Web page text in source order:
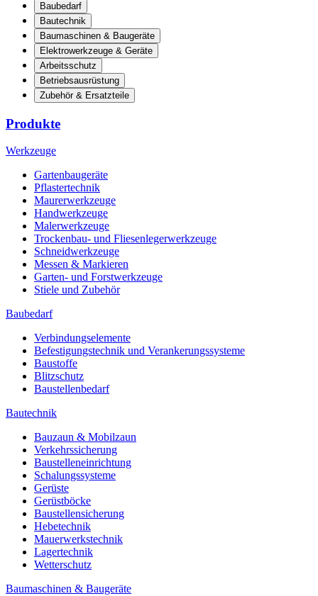
Baubedarf
Bautechnik
Baumaschinen & Baugeräte
Elektrowerkzeuge & Geräte
Arbeitsschutz
Betriebsausrüstung
Zubehör & Ersatzteile
Produkte
Werkzeuge
Gartenbaugeräte
Pflastertechnik
Maurerwerkzeuge
Handwerkzeuge
Malerwerkzeuge
Trockenbau- und Fliesenlegerwerkzeuge
Schneidwerkzeuge
Messen & Markieren
Garten- und Forstwerkzeuge
Stiele und Zubehör
Baubedarf
Verbindungselemente
Befestigungstechnik und Verankerungssysteme
Baustoffe
Blitzschutz
Baustellenbedarf
Bautechnik
Bauzaun & Mobilzaun
Verkehrssicherung
Baustelleneinrichtung
Schalungssysteme
Gerüste
Gerüstböcke
Baustellensicherung
Hebetechnik
Mauerwerkstechnik
Lagertechnik
Wetterschutz
Baumaschinen & Baugeräte